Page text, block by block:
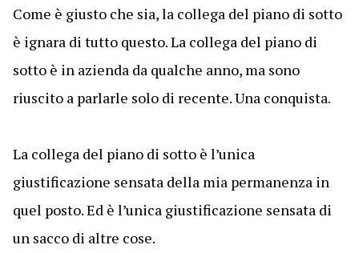
Come è giusto che sia, la collega del piano di sotto
è ignara di tutto questo. La collega del piano di
sotto è in azienda da qualche anno, ma sono
riuscito a parlarle solo di recente. Una conquista.
La collega del piano di sotto è l’unica
giustificazione sensata della mia permanenza in
quel posto. Ed è l’unica giustificazione sensata di
un sacco di altre cose.